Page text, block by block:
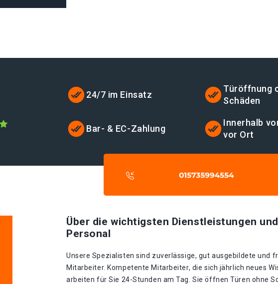
24/7 im Einsatz
Türöffnung
Schäden
Bar- & EC-Zahlung
Innerhalb
vor Ort
Über die wichtigsten Dienstleistungen
Personal
Unsere Spezialisten sind zuverlässige, gut ausgebildete und
Mitarbeiter. Kompetente Mitarbeiter, die sich jährlich neues
arbeiten für Sie 24-Stunden am Tag. Sie öffnen Türen ohne